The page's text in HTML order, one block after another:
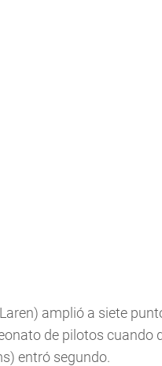
amplió a siete
de pilotos cuando
entró segundo.